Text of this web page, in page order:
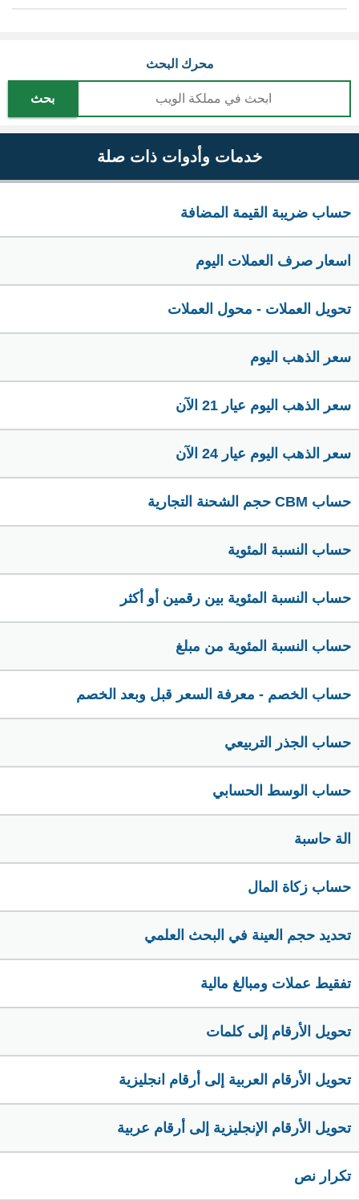
محرك البحث
بحث
خدمات وأدوات ذات صلة
حساب ضريبة القيمة المضافة
اسعار صرف العملات اليوم
تحويل العملات - محول العملات
سعر الذهب اليوم
سعر الذهب اليوم عيار 21 الآن
سعر الذهب اليوم عيار 24 الآن
حساب CBM حجم الشحنة التجارية
حساب النسبة المئوية
حساب النسبة المئوية بين رقمين أو أكثر
حساب النسبة المئوية من مبلغ
حساب الخصم - معرفة السعر قبل وبعد الخصم
حساب الجذر التربيعي
حساب الوسط الحسابي
الة حاسبة
حساب زكاة المال
تحديد حجم العينة في البحث العلمي
تفقيط عملات ومبالغ مالية
تحويل الأرقام إلى كلمات
تحويل الأرقام العربية إلى أرقام انجليزية
تحويل الأرقام الإنجليزية إلى أرقام عربية
تكرار نص